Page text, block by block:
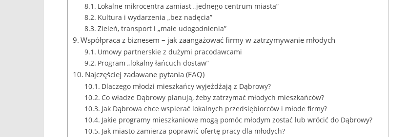
Lokalne mikrocentra zamiast „jednego centrum miasta”
Kultura i wydarzenia „bez nadęcia”
Zieleń, transport i „małe udogodnienia”
Współpraca z biznesem – jak zaangażować firmy w zatrzymywanie młodych
Umowy partnerskie z dużymi pracodawcami
Program „lokalny łańcuch dostaw”
Najczęściej zadawane pytania (FAQ)
Dlaczego młodzi mieszkańcy wyjeżdżają z Dąbrowy?
Co władze Dąbrowy planują, żeby zatrzymać młodych mieszkańców?
Jak Dąbrowa chce wspierać lokalnych przedsiębiorców i młode firmy?
Jakie programy mieszkaniowe mogą pomóc młodym zostać lub wrócić do Dąbrowy?
Jak miasto zamierza poprawić ofertę pracy dla młodych?